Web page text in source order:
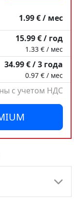
1.99 € / мес
15.99 € / год
1.33 € / мес
34.99 € / 3 года
0.97 € / мес
с учетом НДС